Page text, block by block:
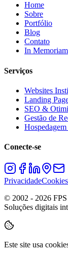
Home
Sobre
Portfólio
Blog
Contato
In
Serviços
Websites
Landing
SEO &
Gestão de
Hospedagem
Conecte-se
PrivacidadeCookies
© 2002 - 2026
Soluções digitais
Este site usa